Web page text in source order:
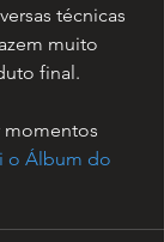
técnicas
muito
final.
momentos
o Álbum do